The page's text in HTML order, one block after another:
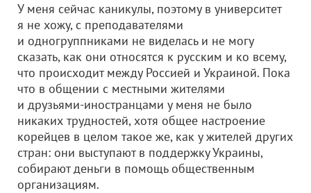
У меня сейчас каникулы, поэтому в университет
я не хожу, с преподавателями
и одногруппниками не виделась и не могу
сказать, как они относятся к русским и ко всему,
что происходит между Россией и Украиной. Пока
что в общении с местными жителями
и друзьями-иностранцами у меня не было
никаких трудностей, хотя общее настроение
корейцев в целом такое же, как у жителей других
стран: они выступают в поддержку Украины,
собирают деньги в помощь общественным
организациям.